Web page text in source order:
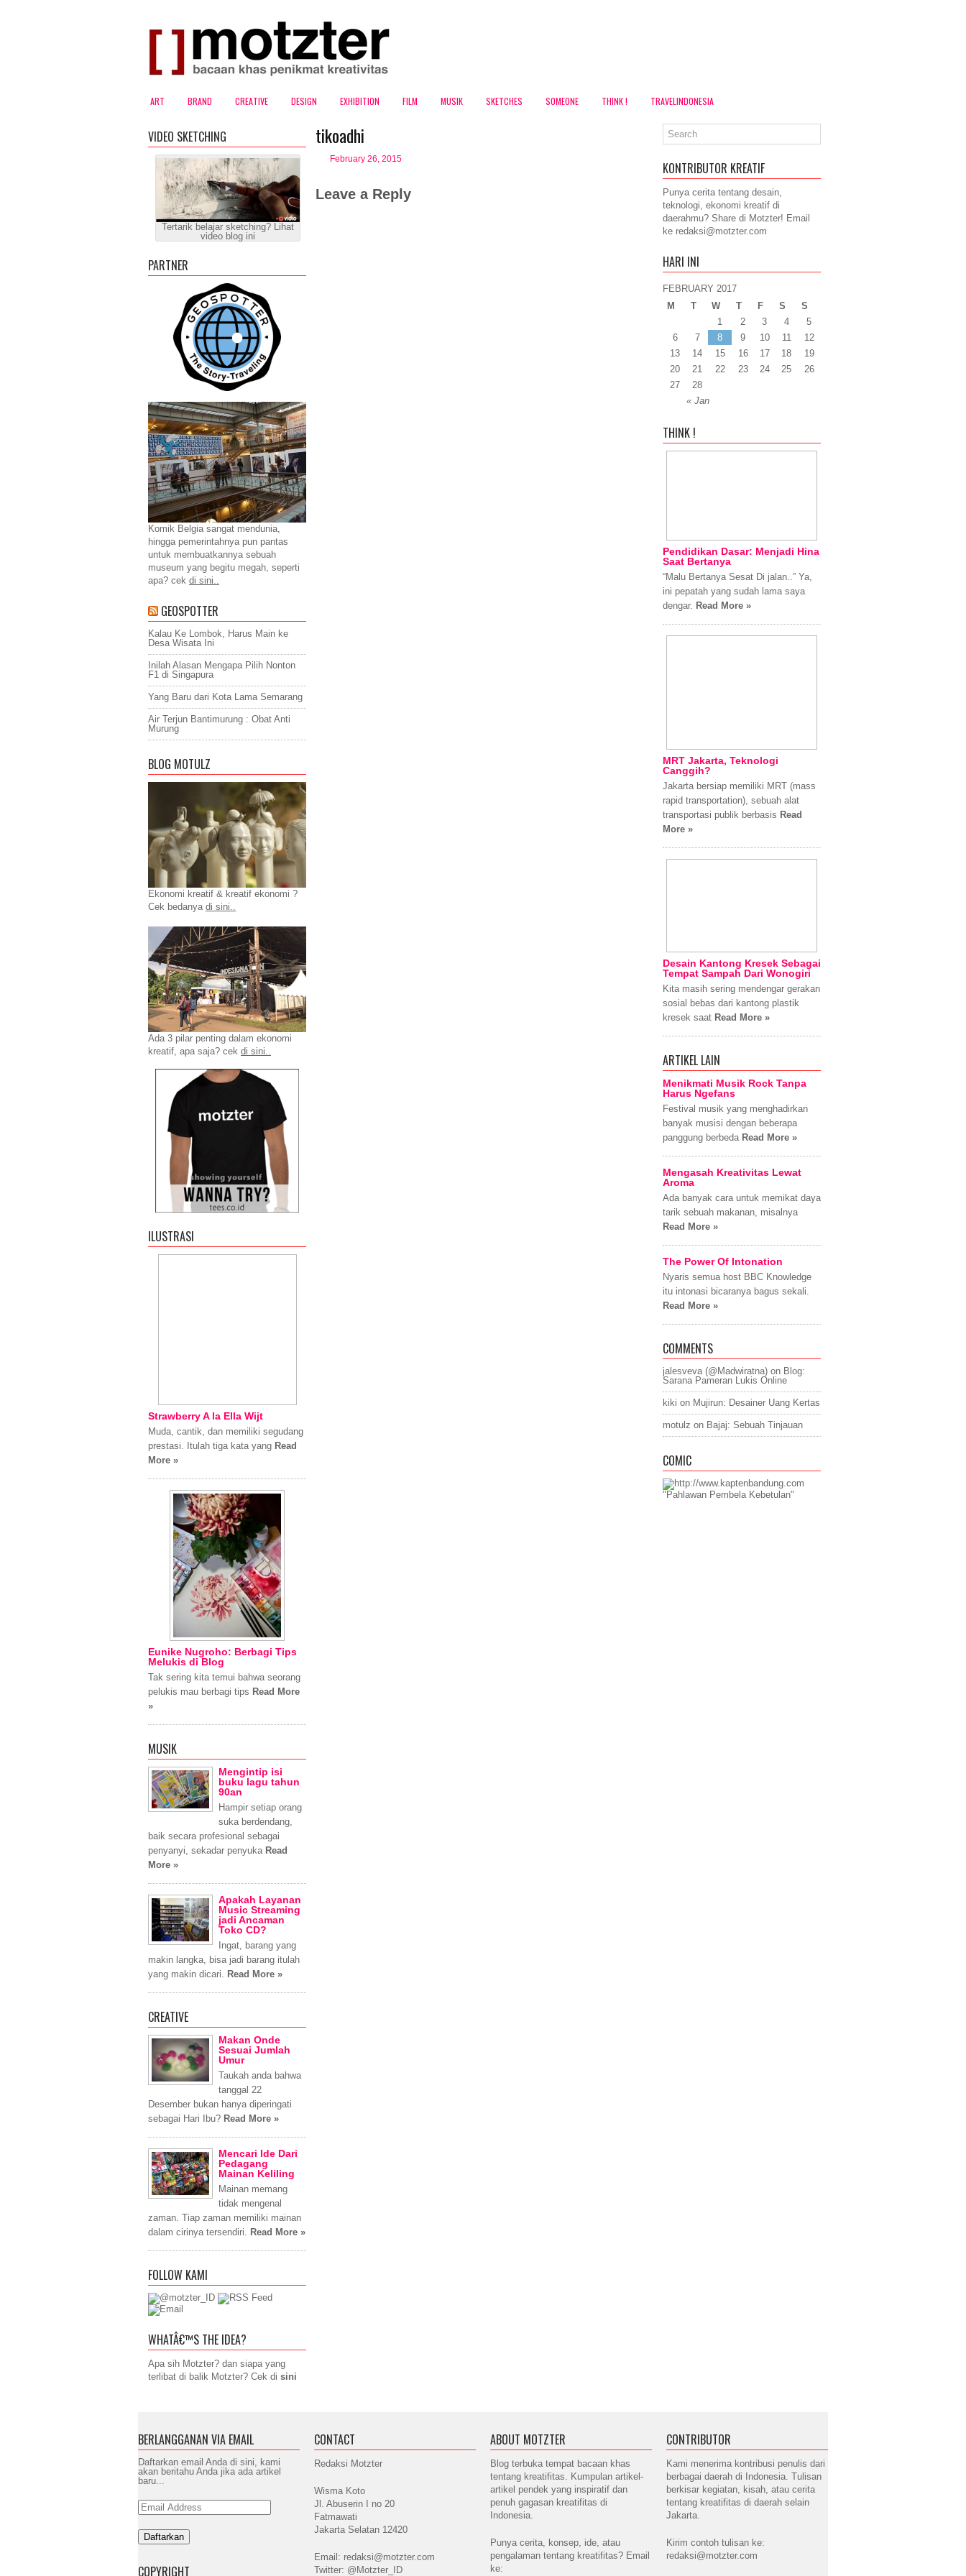
ART BRAND CREATIVE DESIGN EXHIBITION FILM MUSIK SKETCHES SOMEONE THINK ! TRAVELINDONESIA
tikoadhi
February 26, 2015
Leave a Reply
VIDEO SKETCHING
Tertarik belajar sketching? Lihat
video blog ini
PARTNER
Komik Belgia sangat mendunia,
hingga pemerintahnya pun pantas
untuk membuatkannya sebuah
museum yang begitu megah, seperti
apa? cek di sini..
GEOSPOTTER
Kalau Ke Lombok, Harus Main ke
Desa Wisata Ini
Inilah Alasan Mengapa Pilih Nonton
F1 di Singapura
Yang Baru dari Kota Lama Semarang
Air Terjun Bantimurung : Obat Anti
Murung
BLOG MOTULZ
Ekonomi kreatif & kreatif ekonomi ?
Cek bedanya di sini..
Ada 3 pilar penting dalam ekonomi
kreatif, apa saja? cek di sini..
ILUSTRASI
Strawberry A la Ella Wijt
Muda, cantik, dan memiliki segudang
prestasi. Itulah tiga kata yang Read
More »
Eunike Nugroho: Berbagi Tips
Melukis di Blog
Tak sering kita temui bahwa seorang
pelukis mau berbagi tips Read More
»
MUSIK
Mengintip isi
buku lagu tahun
90an
Hampir setiap orang
suka berdendang,
baik secara profesional sebagai
penyanyi, sekadar penyuka Read
More »
Apakah Layanan
Music Streaming
jadi Ancaman
Toko CD?
Ingat, barang yang
makin langka, bisa jadi barang itulah
yang makin dicari.
Read More »
CREATIVE
Makan Onde
Sesuai Jumlah
Umur
Taukah anda bahwa
tanggal 22
Desember bukan hanya diperingati
sebagai Hari Ibu? Read More »
Mencari Ide Dari
Pedagang
Mainan Keliling
Mainan memang
tidak mengenal
zaman. Tiap zaman memiliki mainan
dalam cirinya tersendiri.
Read More »
FOLLOW KAMI
WHATÂ€™S THE IDEA?
Apa sih Motzter? dan siapa yang
terlibat di balik Motzter? Cek di sini
KONTRIBUTOR KREATIF
Punya cerita tentang desain,
teknologi, ekonomi kreatif di
daerahmu? Share di Motzter! Email
ke redaksi@motzter.com
HARI INI
FEBRUARY 2017
M
T W T F S S
« Jan
1 2 3 4
5
6
7 8 9 10 11
12
13
14 15 16 17 18
19
20
21 22 23 24 25
26
27
28
THINK !
Pendidikan Dasar: Menjadi Hina
Saat Bertanya
“Malu Bertanya Sesat Di jalan..” Ya,
ini pepatah yang sudah lama saya
dengar. Read More »
MRT Jakarta, Teknologi
Canggih?
Jakarta bersiap memiliki MRT (mass
rapid transportation), sebuah alat
transportasi publik berbasis Read
More »
Desain Kantong Kresek Sebagai
Tempat Sampah Dari Wonogiri
Kita masih sering mendengar gerakan
sosial bebas dari kantong plastik
kresek saat Read More »
ARTIKEL LAIN
Menikmati Musik Rock Tanpa
Harus Ngefans
Festival musik yang menghadirkan
banyak musisi dengan beberapa
panggung berbeda Read More »
Mengasah Kreativitas Lewat
Aroma
Ada banyak cara untuk memikat daya
tarik sebuah makanan, misalnya
Read More »
The Power Of Intonation
Nyaris semua host BBC Knowledge
itu intonasi bicaranya bagus sekali.
Read More »
COMMENTS
jalesveva (@Madwiratna) on Blog:
Sarana Pameran Lukis Online
kiki on Mujirun: Desainer Uang Kertas
motulz on Bajaj: Sebuah Tinjauan
COMIC
"Pahlawan Pembela Kebetulan"
BERLANGGANAN VIA EMAIL
Daftarkan email Anda di sini, kami
akan beritahu Anda jika ada artikel
baru...
Email
Address
COPYRIGHT
CONTACT
Redaksi Motzter
Wisma Koto
Jl. Abuserin I no 20
Fatmawati
Jakarta Selatan 12420
Email: redaksi@motzter.com
Twitter: @Motzter_ID
ABOUT MOTZTER
Blog terbuka tempat bacaan khas
tentang kreatifitas. Kumpulan artikel-
artikel pendek yang inspiratif dan
penuh gagasan kreatifitas di
Indonesia.
Punya cerita, konsep, ide, atau
pengalaman tentang kreatifitas? Email
ke:
CONTRIBUTOR
Kami menerima kontribusi penulis dari
berbagai daerah di Indonesia. Tulisan
berkisar kegiatan, kisah, atau cerita
tentang kreatifitas di daerah selain
Jakarta.
Kirim contoh tulisan ke:
redaksi@motzter.com